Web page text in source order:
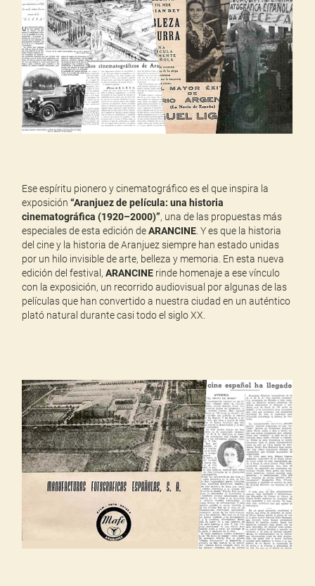
Ese espíritu pionero y cinematográfico es el que inspira la
exposición“Aranjuez de película: una historia
cinematográfica (1920–2000)”, una de las propuestas más
especiales de esta edición deARANCINE . Y es que la historia
del cine y la historia de Aranjuez siempre han estado unidas
por un hilo invisible de arte, belleza y memoria. En esta nueva
edición del festival,ARANCINE rinde homenaje a ese vínculo
con la exposición, un recorrido audiovisual por algunas de las
películas que han convertido a nuestra ciudad en un auténtico
plató natural durante casi todo el siglo XX.